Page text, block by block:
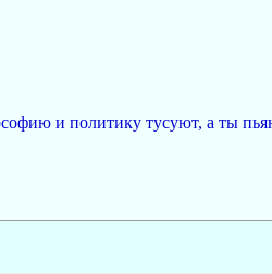
и политику тусуют, а ты